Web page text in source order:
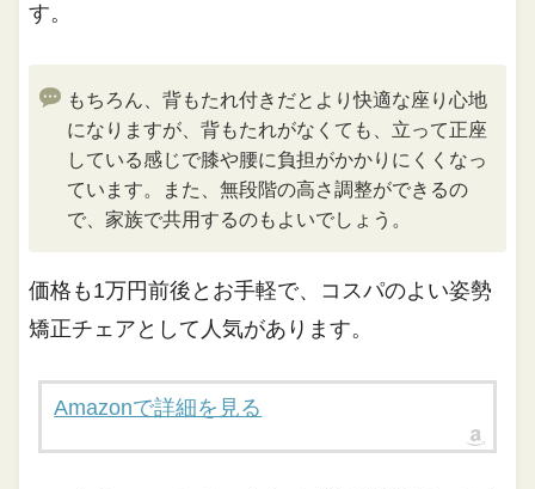
す。
もちろん、背もたれ付きだとより快適な座り心地
になりますが、背もたれがなくても、立って正座
している感じで膝や腰に負担がかかりにくくなっ
ています。また、無段階の高さ調整ができるの
で、家族で共用するのもよいでしょう。
価格も1万円前後とお手軽で、コスパのよい姿勢
矯正チェアとして人気があります。
Amazonで詳細を見る